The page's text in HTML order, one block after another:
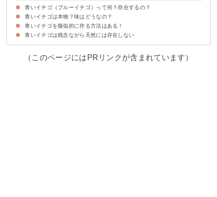
青いイチゴ（ブルーイチゴ）って何？存在するの？
青いイチゴは本物？味はどうなの？
青いイチゴは恐らく存在しない
青いイチゴの種子が通販サイトにあるが偽物
青いイチゴを擬似的に作る方法はある！
青いイチゴは白いイチゴを着色することで作れる
青いイチゴは残念ながら天然には存在しない
（このページにはPRリンクが含まれています）